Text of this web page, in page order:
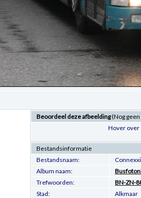
Beoordeel deze afbeelding(Nog
Hover over
Bestandsinformatie
Bestandsnaam:
Album naam:
Trefwoorden:
BN-ZN-
Stad:
Alkmaar